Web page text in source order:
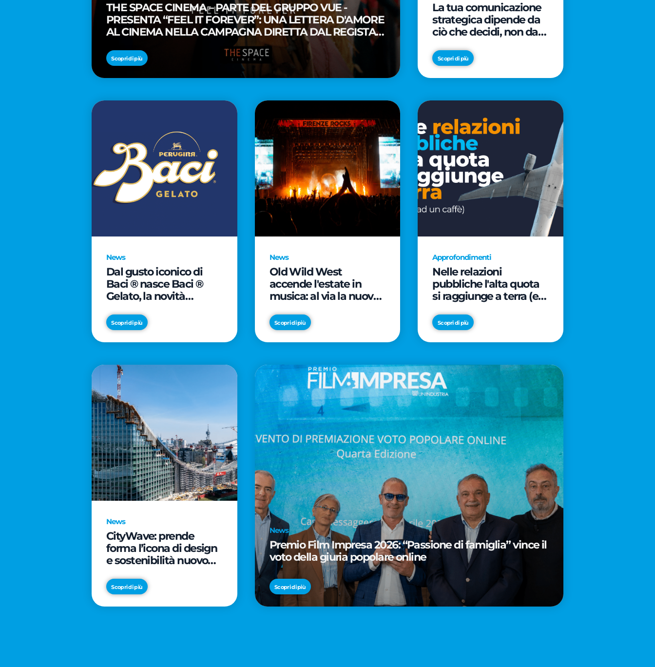
THE SPACE CINEMA – PARTE DEL GRUPPO VUE -
PRESENTA “FEEL IT FOREVER”: UNA LETTERA D'AMORE
AL CINEMA NELLA CAMPAGNA DIRETTA DAL REGISTA
PREMIO OSCAR® TAIKA WAITITI
Scopri di più
La tua comunicazione
strategica dipende da
ciò che decidi, non da
Scopri di più
News
Dal gusto iconico di
Baci ® nasce Baci ®
Gelato, la novità
Scopri di più
News
Old Wild West
accende l'estate in
musica: al via la nuova
e le prestigiose
partnership con Radio
Italia e Live Nation
Scopri di più
Approfondimenti
Nelle relazioni
pubbliche l'alta quota
si raggiunge a terra (e
Scopri di più
News
CityWave: prende
forma l’icona di design
e sostenibilità nuovo
Scopri di più
News
Premio Film Impresa 2026: “Passione di famiglia” vince il
voto della giuria popolare online
Scopri di più